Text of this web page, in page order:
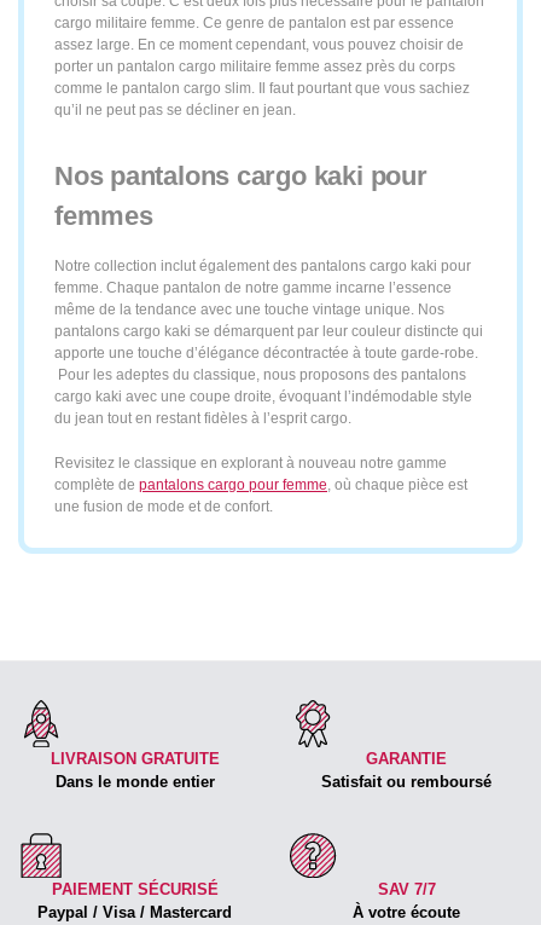
cargo militaire femme. Ce genre de pantalon est par essence
assez large. En ce moment cependant, vous pouvez choisir de
porter un pantalon cargo militaire femme assez près du corps
comme le pantalon cargo slim. Il faut pourtant que vous sachiez
qu’il ne peut pas se décliner en jean.
Nos pantalons cargo kaki pour
femmes
Notre collection inclut également des pantalons cargo kaki pour
femme. Chaque pantalon de notre gamme incarne l’essence
même de la tendance avec une touche vintage unique. Nos
pantalons cargo kaki se démarquent par leur couleur distincte qui
apporte une touche d’élégance décontractée à toute garde-robe.
Pour les adeptes du classique, nous proposons des pantalons
cargo kaki avec une coupe droite, évoquant l’indémodable style
du jean tout en restant fidèles à l’esprit cargo.
Revisitez le classique en explorant à nouveau notre gamme
complète de pantalons cargo pour femme, où chaque pièce est
une fusion de mode et de confort.
LIVRAISON GRATUITE
Dans le monde entier
GARANTIE
Satisfait ou remboursé
PAIEMENT SÉCURISÉ
Paypal / Visa / Mastercard
SAV 7/7
À votre écoute